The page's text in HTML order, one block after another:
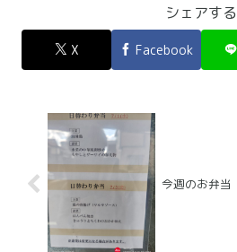
シェアする
X Facebook
今週のお弁当